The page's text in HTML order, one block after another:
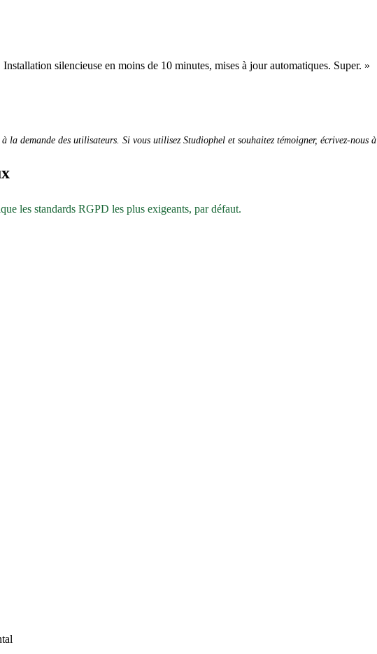
silencieuse en moins de 10 minutes, mises à jour automatiques. Super. »
à la demande des utilisateurs. Si vous utilisez Studiophel et souhaitez témoigner, écrivez-nous à
les standards RGPD les plus exigeants, par défaut.